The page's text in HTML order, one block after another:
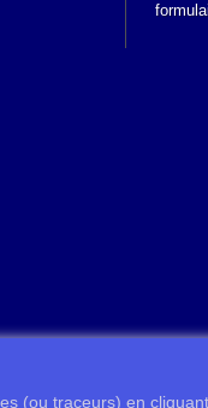
(ou traceurs) en